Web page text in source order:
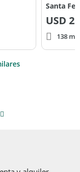
Santa Fe
USD
138